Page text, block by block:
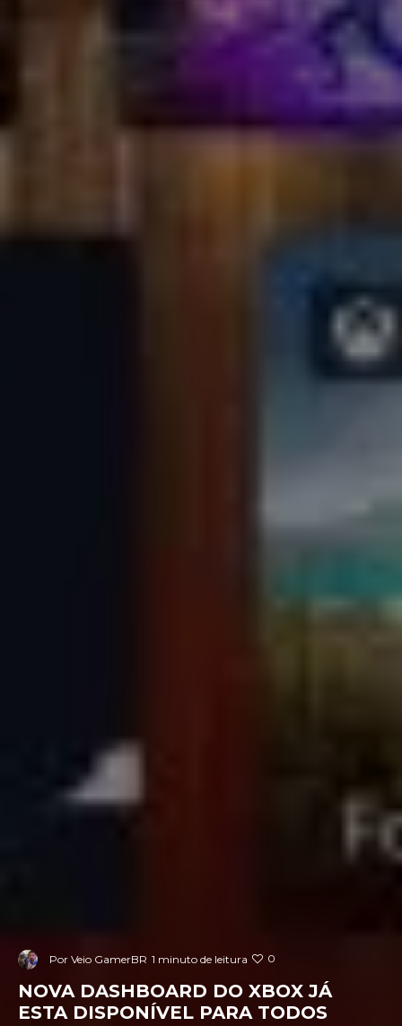
Por Veio GamerBR 1 minuto de leitura 0
NOVA DASHBOARD DO XBOX JÁ
ESTA DISPONÍVEL PARA TODOS